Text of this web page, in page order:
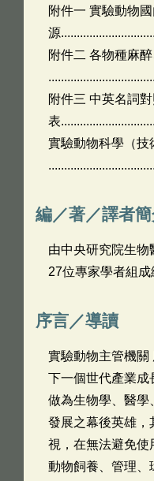
附件一 實驗動物
源
附件二 各物種麻
附件三 中英名詞
表
實驗動物科學（技
編／著／譯者
由中央研究院生
27位專家學者組成
序言／導讀
實驗動物主管機關
下一個世代產業成
做為生物學、醫學
發展之幕後英雄，
視，在無法避免使
動物飼養、管理、